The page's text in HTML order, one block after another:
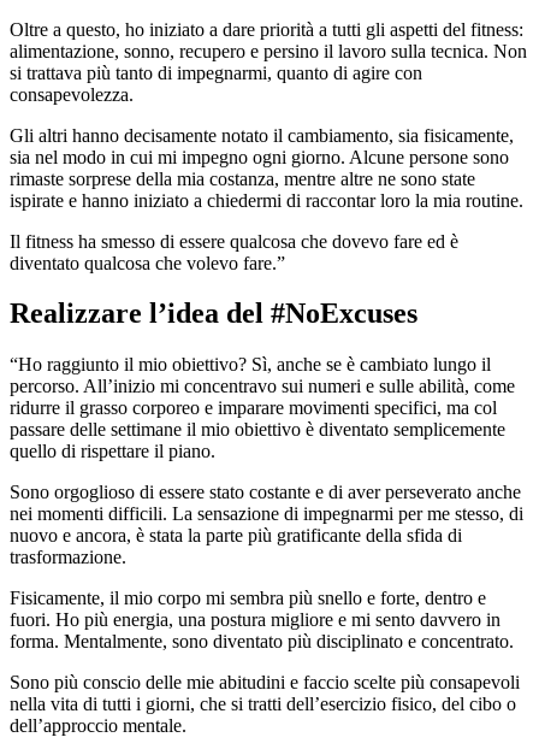
Oltre a questo, ho iniziato a dare priorità a tutti gli aspetti del fitness:
alimentazione, sonno, recupero e persino il lavoro sulla tecnica. Non
si trattava più tanto di impegnarmi, quanto di agire con
consapevolezza.
Gli altri hanno decisamente notato il cambiamento, sia fisicamente,
sia nel modo in cui mi impegno ogni giorno. Alcune persone sono
rimaste sorprese della mia costanza, mentre altre ne sono state
ispirate e hanno iniziato a chiedermi di raccontar loro la mia routine.
Il fitness ha smesso di essere qualcosa che dovevo fare ed è
diventato qualcosa che volevo fare.”
Realizzare l’idea del #NoExcuses
“Ho raggiunto il mio obiettivo? Sì, anche se è cambiato lungo il
percorso. All’inizio mi concentravo sui numeri e sulle abilità, come
ridurre il grasso corporeo e imparare movimenti specifici, ma col
passare delle settimane il mio obiettivo è diventato semplicemente
quello di rispettare il piano.
Sono orgoglioso di essere stato costante e di aver perseverato anche
nei momenti difficili. La sensazione di impegnarmi per me stesso, di
nuovo e ancora, è stata la parte più gratificante della sfida di
trasformazione.
Fisicamente, il mio corpo mi sembra più snello e forte, dentro e
fuori. Ho più energia, una postura migliore e mi sento davvero in
forma. Mentalmente, sono diventato più disciplinato e concentrato.
Sono più conscio delle mie abitudini e faccio scelte più consapevoli
nella vita di tutti i giorni, che si tratti dell’esercizio fisico, del cibo o
dell’approccio mentale.